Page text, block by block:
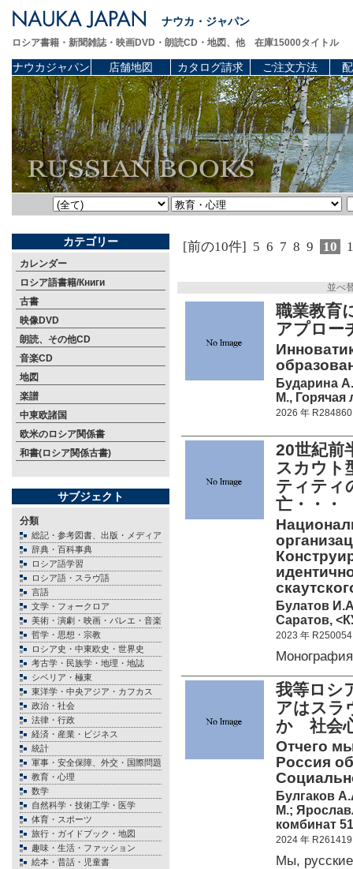
ナウカ・ジャパン
ロシア書籍・新聞雑誌・映画DVD・朗読CD・地図、他 在庫15000タイトル
ナウカジャパン 店舗地図 カタログ請求 ご注文方法
カテゴリー
カレンダー
ロシア語書籍/Книги
古書
映像DVD
朗読、その他CD
音楽CD
地図
楽譜
中東欧諸国
欧米のロシア関係書
和書(ロシア関係古書)
サブジェクト
分類
総記・参考図書、出版・メディア
辞典・百科事典
ロシア語学習
ロシア語・スラヴ語
言語
文学・フォークロア
美術・演劇・映画・バレエ・音楽
哲学・思想・宗教
ロシア史・中東欧史・世界史
考古学・民族学・地理・地誌
シベリア・極東
東洋学・中央アジア・カフカス
政治・社会
法律・行政
経済・産業・ビジネス
統計
軍事・安全保障、外交・国際問題
教育・心理
数学
自然科学・技術工学・医学
体育・スポーツ
旅行・ガイドブック・地図
趣味・生活・ファッション
絵本・昔話・児童書
[前の10件] 5 6 7 8 9 10
並べ
職業教育
アプロ
Бударина
М., Горячая
2026 年 R284860
20世紀前
スカウト
ティティ
亡・・・
Булатов
Саратов,
2023 年 R250054
我等ロ
アはスラ
か 社会
Отчего
Россия
Булгаков
М.;
комбинат
2024 年 R261419
Мы,